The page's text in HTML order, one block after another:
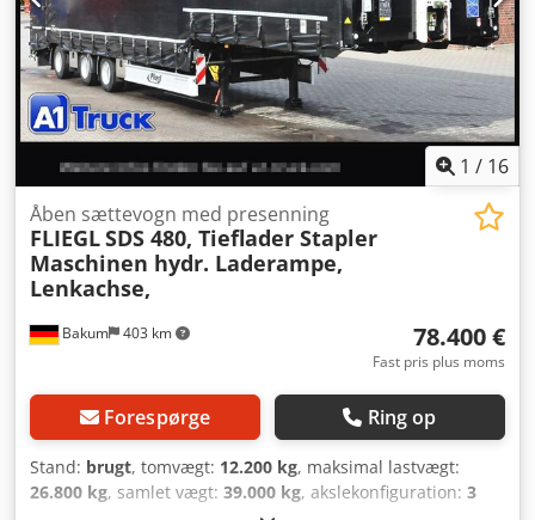
1 / 16
Bakum 403 km
Åben sættevogn med presenning
FLIEGLSDS 480, Tieflader Stapler
Maschinen hydr. Laderampe,
Lenkachse,
78.400 €
Fast pris plus moms
Forespørge Ring op
Stand: brugt, tomvægt: 12.200 kg, maksimal lastvægt:
26.800 kg, samlet vægt: 39.000 kg, akslekonfiguration: 3